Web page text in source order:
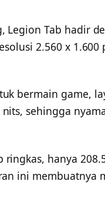
Legion Tab hadir
2.560 x
bermain game,
sehingga
ringkas, hanya
ini membuatnya